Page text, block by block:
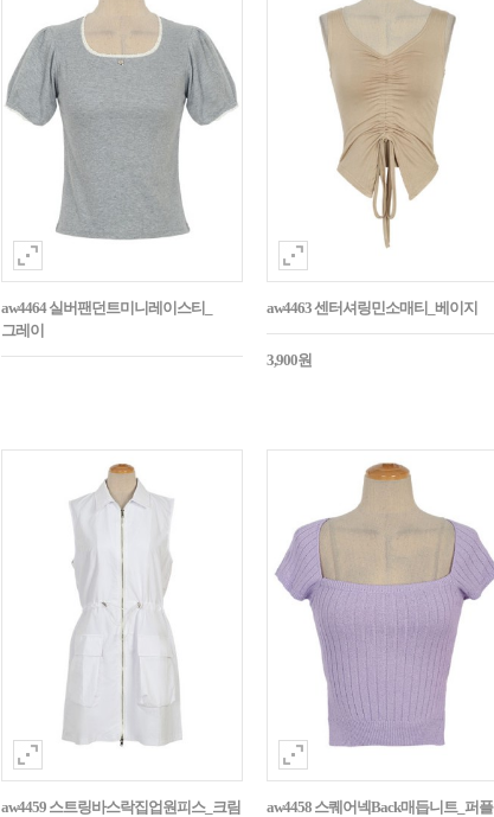
aw4464 실버팬던트미니레이스티_
그레이
aw4463 센터셔링민소매티_베이지
3,900원
aw4459 스트링바스락집업원피스_크림 aw4458 스퀘어넥Back매듭니트_퍼플